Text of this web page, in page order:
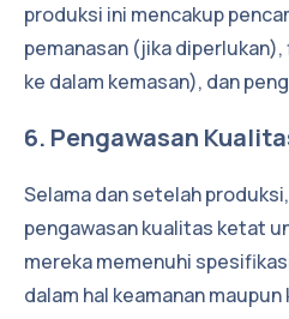
produksi ini mencakup
pemanasan (jika
ke dalam kemasan), dan
6. Pengawasan
Selama dan setelah
pengawasan kualitas ketat
mereka memenuhi
dalam hal keamanan